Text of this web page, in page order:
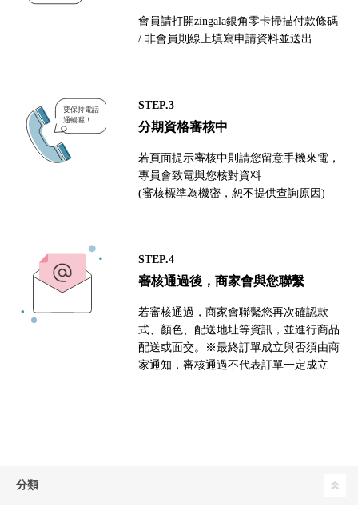
會員請打開zingala銀角零卡掃描付款條碼
/ 非會員則線上填寫申請資料並送出
STEP.3
分期資格審核中
若頁面提示審核中則請您留意手機來電，
專員會致電與您核對資料
(審核標準為機密，恕不提供查詢原因)
STEP.4
審核通過後，商家會與您聯繫
若審核通過，商家會聯繫您再次確認款
式、顏色、配送地址等資訊，並進行商品
配送或面交。※最終訂單成立與否須由商
家通知，審核通過不代表訂單一定成立
分類